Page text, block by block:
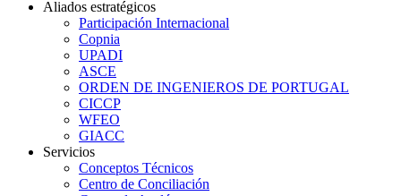
Aliados estratégicos
Participación Internacional
Copnia
UPADI
ASCE
ORDEN DE INGENIEROS DE PORTUGAL
CICCP
WFEO
GIACC
Servicios
Conceptos Técnicos
Centro de Conciliación